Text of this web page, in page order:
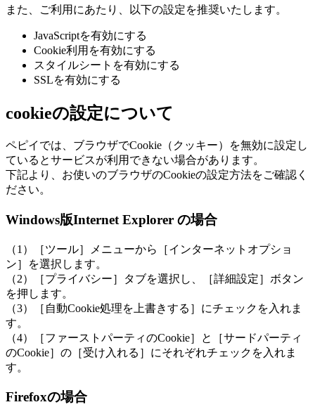
また、ご利用にあたり、以下の設定を推奨いたします。
JavaScriptを有効にする
Cookie利用を有効にする
スタイルシートを有効にする
SSLを有効にする
cookieの設定について
ペピイでは、ブラウザでCookie（クッキー）を無効に設定し
ているとサービスが利用できない場合があります。
下記より、お使いのブラウザのCookieの設定方法をご確認く
ださい。
Windows版Internet Explorer の場合
（1）［ツール］メニューから［インターネットオプショ
ン］を選択します。
（2）［プライバシー］タブを選択し、［詳細設定］ボタン
を押します。
（3）［自動Cookie処理を上書きする］にチェックを入れま
す。
（4）［ファーストパーティのCookie］と［サードパーティ
のCookie］の［受け入れる］にそれぞれチェックを入れま
す。
Firefoxの場合